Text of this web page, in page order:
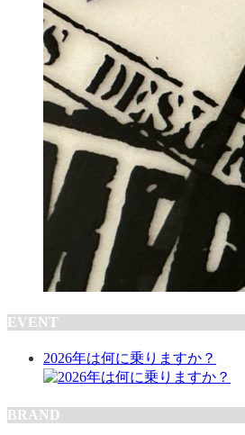
EVENT
2026年は何に乗りますか？
BRAND